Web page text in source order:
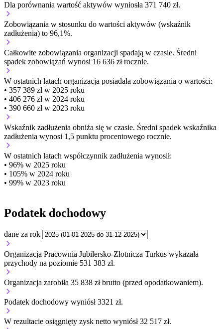
Dla porównania wartość aktywów wyniosła 371 740 zł.
Zobowiązania w stosunku do wartości aktywów (wskaźnik
zadłużenia) to 96,1%.
Całkowite zobowiązania organizacji spadają w czasie. Średni
spadek zobowiązań wynosi 16 636 zł rocznie.
W ostatnich latach organizacja posiadała zobowiązania o wartości:
• 357 389 zł w 2025 roku
• 406 276 zł w 2024 roku
• 390 660 zł w 2023 roku
Wskaźnik zadłużenia obniża się w czasie. Średni spadek wskaźnika
zadłużenia wynosi 1,5 punktu procentowego rocznie.
W ostatnich latach współczynnik zadłużenia wynosił:
• 96% w 2025 roku
• 105% w 2024 roku
• 99% w 2023 roku
Podatek dochodowy
dane za rok
Organizacja Pracownia Jubilersko-Złotnicza Turkus wykazała
przychody na poziomie 531 383 zł.
Organizacja zarobiła 35 838 zł brutto (przed opodatkowaniem).
Podatek dochodowy wyniósł 3321 zł.
W rezultacie osiągnięty zysk netto wyniósł 32 517 zł.